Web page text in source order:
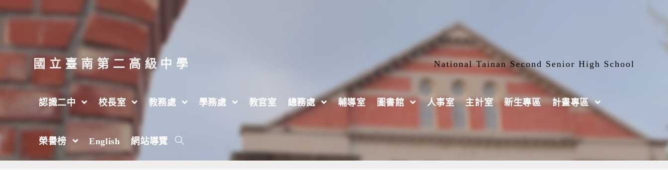
跳
至
要
內
容
國立臺南第二高級中學 National Tainan Second Senior High School
認識二中 校長室 教務處 學務處 教官室 總務處 輔導室 圖書館 人事室 主計室 新生專區 計畫專區
榮譽榜 English 網站導覽
學務處
學務處